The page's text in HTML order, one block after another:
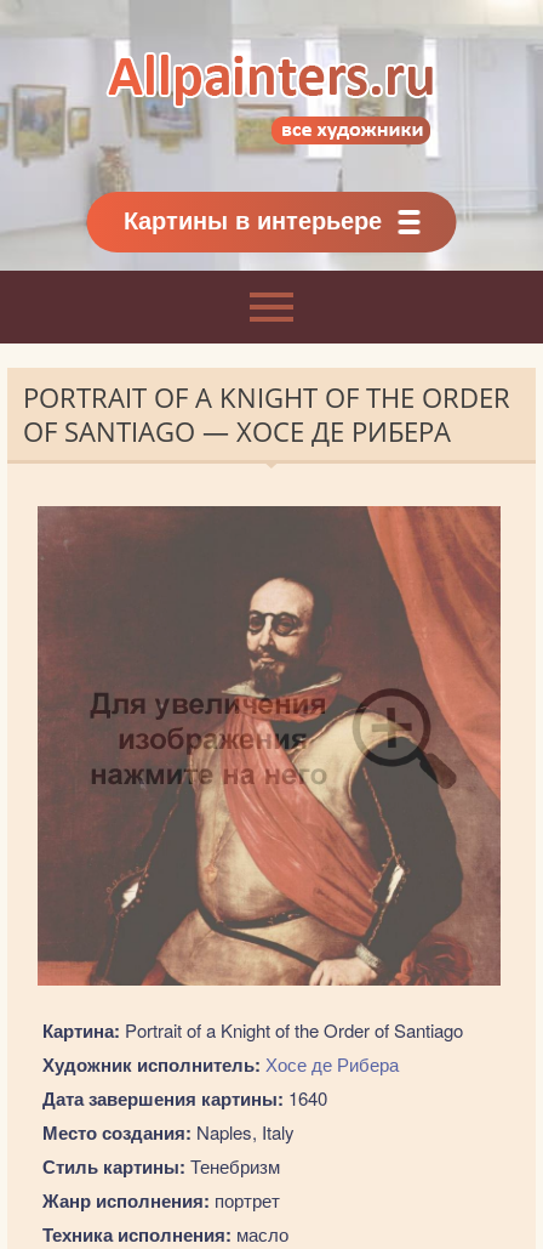
Картины классиков
и современников
Картины в интерьере
PORTRAIT OF A KNIGHT OF THE ORDER
OF SANTIAGO — ХОСЕ ДЕ РИБЕРА
Картина: Portrait of a Knight of the Order of Santiago
Художник исполнитель: Хосе де Рибера
Дата завершения картины: 1640
Место создания: Naples, Italy
Стиль картины: Тенебризм
Жанр исполнения: портрет
Техника исполнения: масло